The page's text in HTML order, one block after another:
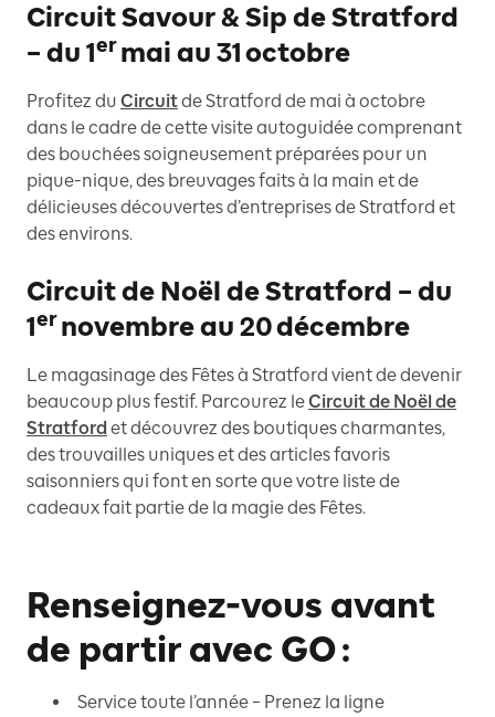
Circuit Savour & Sip de Stratford
– du 1ermai au 31 octobre
Profitez du Circuitde Stratford de mai à octobre
dans le cadre de cette visite autoguidée comprenant
des bouchées soigneusement préparées pour un
pique-nique, des breuvages faits à la main et de
délicieuses découvertes d’entreprises de Stratford et
des environs.
Circuit de Noël de Stratford – du
1ernovembre au 20 décembre
Le magasinage des Fêtes à Stratford vient de devenir
beaucoup plus festif. Parcourez leCircuit de Noël de
Stratford et découvrez des boutiques charmantes,
des trouvailles uniques et des articles favoris
saisonniers qui font en sorte que votre liste de
cadeaux fait partie de la magie des Fêtes.
Renseignez-vous avant
de partir avec GO :
Service toute l’année – Prenez la ligne